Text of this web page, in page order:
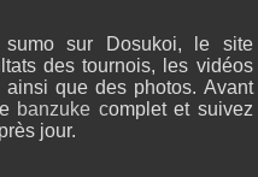
sumo sur Dosukoi, le site
des tournois, les vidéos
que des photos. Avant
banzuke complet et suivez
jour.